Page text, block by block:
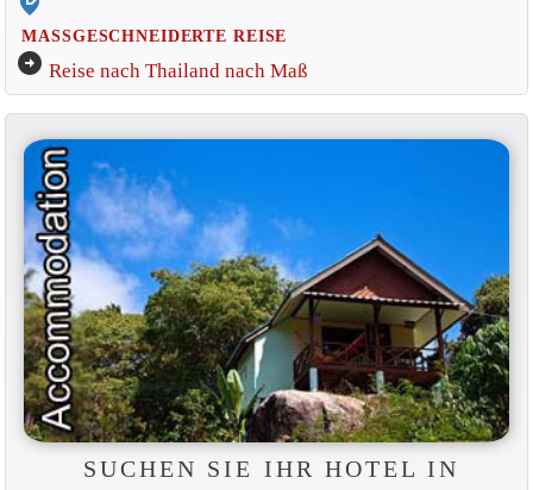
MASSGESCHNEIDERTE REISE
arrow_circle_right Reise nach Thailand nach Maß
SUCHEN SIE IHR HOTEL IN